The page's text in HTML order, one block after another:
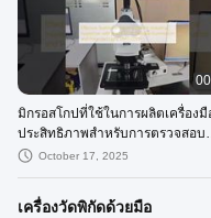
มิกรอสโกปที่ใช้ในการผลิตเครื่อง
ประสิทธิภาพสําหรับการตรวจสอบ
อุตสาหกรรม ด้วยการส่องสว่างแบบ
2010F
October 17, 2025
เครื่องวัดพิกัดด้วยมือ